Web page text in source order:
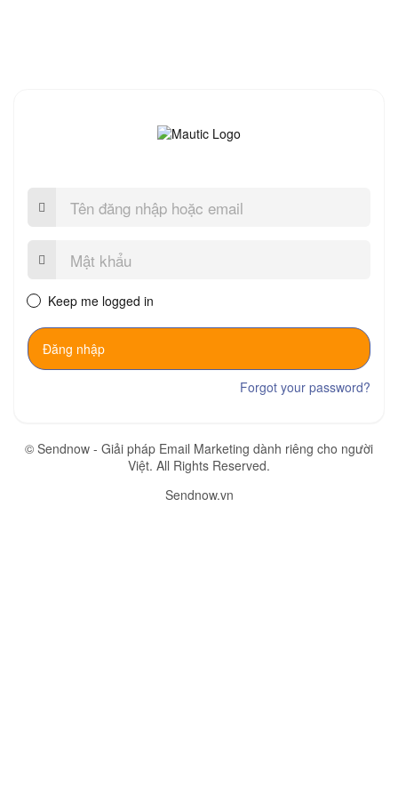
đăng
email
khẩu:
Keep me logged in
Đăng nhập
Forgot your password?
© Sendnow - Giải pháp Email Marketing dành riêng cho người
Việt. All Rights Reserved.
Sendnow.vn